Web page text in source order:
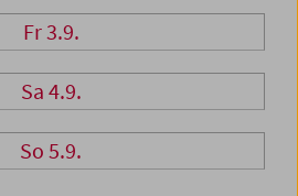
Fr 3.9.
Sa 4.9.
So 5.9.